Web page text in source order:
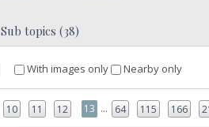
Sub topics (38)
With images only Nearby only
10 11 12 13 ... 64 115 166